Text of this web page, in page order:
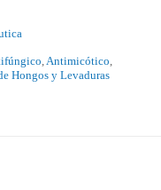
,Antimicótico,
Hongos y Levaduras